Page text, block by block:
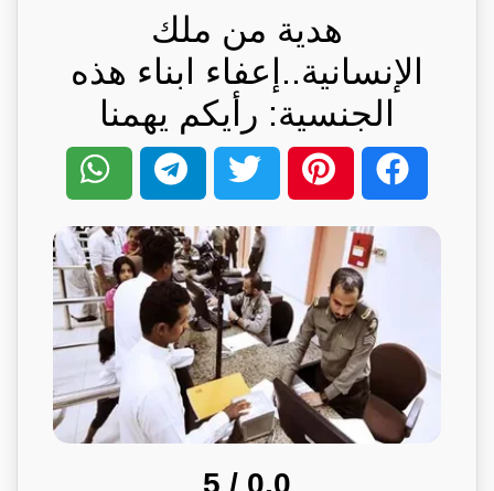
هدية من ملك
الإنسانية..إعفاء ابناء هذه
الجنسية: رأيكم يهمنا
0.0
/ 5